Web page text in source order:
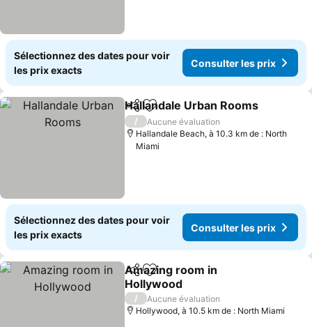
Sélectionnez des dates pour voir
les prix exacts
Consulter les prix
PartagerAjouter à mes favoris
Hallandale Urban Rooms
/
Aucune évaluation
Hallandale Beach, à 10.3 km de : North
Miami
Sélectionnez des dates pour voir
les prix exacts
Consulter les prix
PartagerAjouter à mes favoris
Amazing room in
Hollywood
/
Aucune évaluation
Hollywood, à 10.5 km de : North Miami